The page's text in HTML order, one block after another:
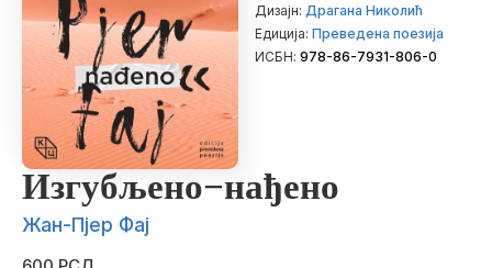
Дизајн: Драгана Николић
Едиција: Преведена поезија
ИСБН: 978-86-7931-806-0
Изгубљено−нађено
Жан-Пјер Фај